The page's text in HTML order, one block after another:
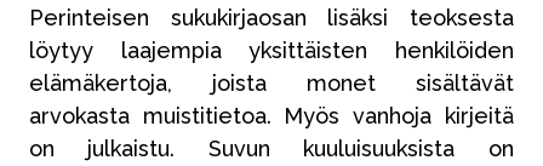
Perinteisen sukukirjaosan lisäksi teoksesta
löytyy laajempia yksittäisten henkilöiden
elämäkertoja, joista monet sisältävät
arvokasta muistitietoa. Myös vanhoja kirjeitä
on julkaistu. Suvun kuuluisuuksista on